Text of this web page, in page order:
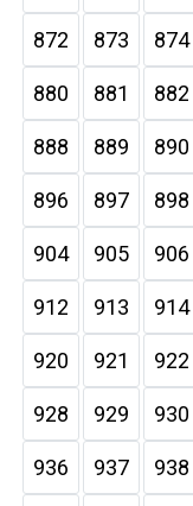
872 873 874
880 881 882
888 889 890
896 897 898
904 905 906
912 913 914
920 921 922
928 929 930
936 937 938